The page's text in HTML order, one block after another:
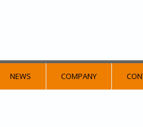
NEWS COMPANY